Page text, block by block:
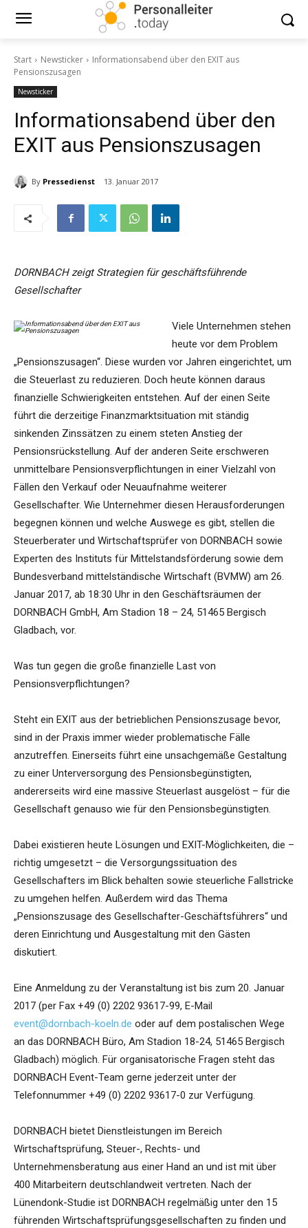
Start Newsticker
Informationsabend über den EXIT aus
Pensionszusagen
Newsticker
Informationsabend über den
EXIT aus Pensionszusagen
By Pressedienst 13. Januar 2017
DORNBACH zeigt Strategien für geschäftsführende
Gesellschafter
Viele Unternehmen stehen
heute vor dem Problem
„Pensionszusagen“. Diese wurden vor Jahren eingerichtet, um
die Steuerlast zu reduzieren. Doch heute können daraus
finanzielle Schwierigkeiten entstehen. Auf der einen Seite
führt die derzeitige Finanzmarktsituation mit ständig
sinkenden Zinssätzen zu einem steten Anstieg der
Pensionsrückstellung. Auf der anderen Seite erschweren
unmittelbare Pensionsverpflichtungen in einer Vielzahl von
Fällen den Verkauf oder Neuaufnahme weiterer
Gesellschafter. Wie Unternehmer diesen Herausforderungen
begegnen können und welche Auswege es gibt, stellen die
Steuerberater und Wirtschaftsprüfer von DORNBACH sowie
Experten des Instituts für Mittelstandsförderung sowie dem
Bundesverband mittelständische Wirtschaft (BVMW) am 26.
Januar 2017, ab 18:30 Uhr in den Geschäftsräumen der
DORNBACH GmbH, Am Stadion 18 – 24, 51465 Bergisch
Gladbach, vor.
Was tun gegen die große finanzielle Last von
Pensionsverpflichtungen?
Steht ein EXIT aus der betrieblichen Pensionszusage bevor,
sind in der Praxis immer wieder problematische Fälle
anzutreffen. Einerseits führt eine unsachgemäße Gestaltung
zu einer Unterversorgung des Pensionsbegünstigten,
andererseits wird eine massive Steuerlast ausgelöst – für die
Gesellschaft genauso wie für den Pensionsbegünstigten.
Dabei existieren heute Lösungen und EXIT-Möglichkeiten, die –
richtig umgesetzt – die Versorgungssituation des
Gesellschafters im Blick behalten sowie steuerliche Fallstricke
zu umgehen helfen. Außerdem wird das Thema
„Pensionszusage des Gesellschafter-Geschäftsführers“ und
deren Einrichtung und Ausgestaltung mit den Gästen
diskutiert.
Eine Anmeldung zu der Veranstaltung ist bis zum 20. Januar
2017 (per Fax +49 (0) 2202 93617-99, E-Mail
event@dornbach-koeln.de oder auf dem postalischen Wege
an das DORNBACH Büro, Am Stadion 18-24, 51465 Bergisch
Gladbach) möglich. Für organisatorische Fragen steht das
DORNBACH Event-Team gerne jederzeit unter der
Telefonnummer +49 (0) 2202 93617-0 zur Verfügung.
DORNBACH bietet Dienstleistungen im Bereich
Wirtschaftsprüfung, Steuer-, Rechts- und
Unternehmensberatung aus einer Hand an und ist mit über
400 Mitarbeitern deutschlandweit vertreten. Nach der
Lünendonk-Studie ist DORNBACH regelmäßig unter den 15
führenden Wirtschaftsprüfungsgesellschaften zu finden und